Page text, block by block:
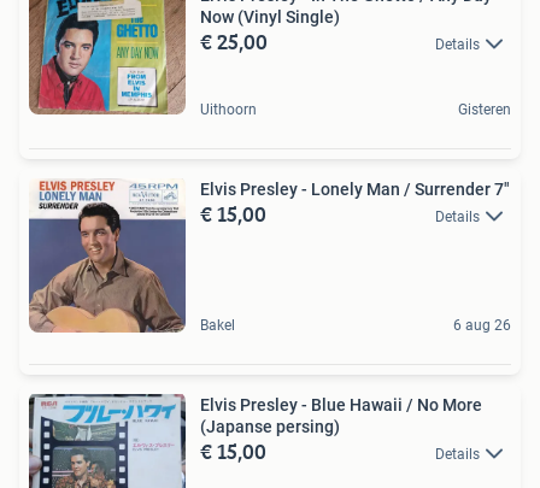
Now (Vinyl Single)
€ 25,00 Details
Uithoorn Gisteren
Elvis Presley - Lonely Man / Surrender 7"
€ 15,00 Details
Bakel 6 aug 26
Elvis Presley - Blue Hawaii / No More
(Japanse persing)
€ 15,00 Details